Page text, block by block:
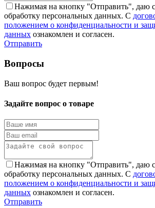
Нажимая на кнопку "Отправить", даю
обработку персональных данных. С
положением о конфиденциальности и
данных ознакомлен и согласен.
Отправить
Вопросы
Ваш вопрос будет первым!
Задайте вопрос о товаре
Нажимая на кнопку "Отправить", даю
обработку персональных данных. С
положением о конфиденциальности и
данных ознакомлен и согласен.
Отправить